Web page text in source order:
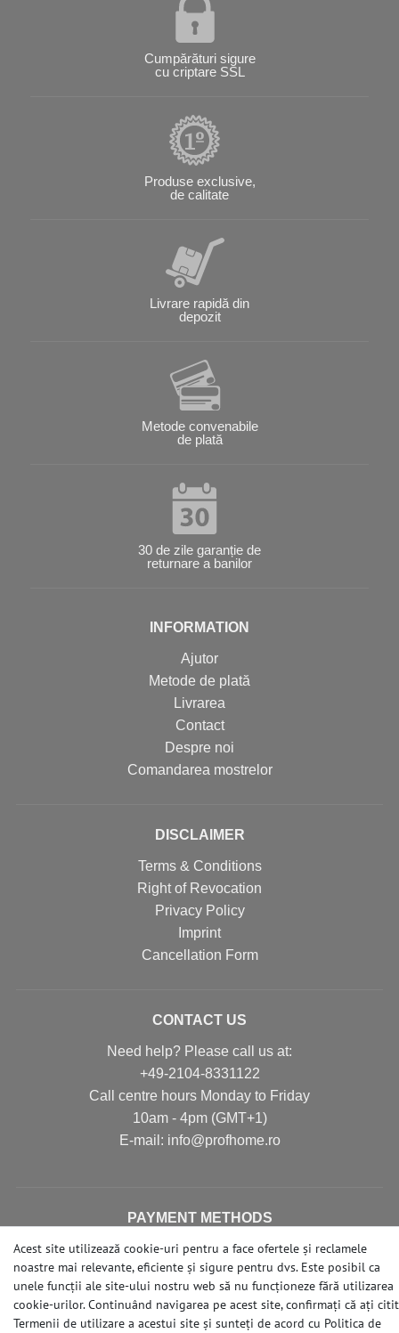
Cumpărături sigure
cu criptare SSL
Produse exclusive,
de calitate
Livrare rapidă din
depozit
Metode convenabile
de plată
30 de zile garanție de
returnare a banilor
INFORMATION
Ajutor
Metode de plată
Livrarea
Contact
Despre noi
Comandarea mostrelor
DISCLAIMER
Terms & Conditions
Right of Revocation
Privacy Policy
Imprint
Cancellation Form
CONTACT US
Need help? Please call us at:
+49-2104-8331122
Call centre hours Monday to Friday
10am - 4pm (GMT+1)
Е-mail: info@profhome.ro
PAYMENT METHODS
SOCIAL MEDIA
Acest site utilizează cookie-uri pentru a face ofertele și reclamele
noastre mai relevante, eficiente și sigure pentru dvs. Este posibil ca
unele funcții ale site-ului nostru web să nu funcționeze fără utilizarea
cookie-urilor. Continuând navigarea pe acest site, confirmați că ați citit
Termenii de utilizare a acestui site și sunteți de acord cu Politica de